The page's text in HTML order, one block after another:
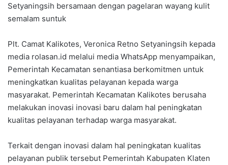
Setyaningsih bersamaan dengan pagelaran wayang kulit
semalam suntuk
Plt. Camat Kalikotes, Veronica Retno Setyaningsih kepada
media rolasan.id melalui media WhatsApp menyampaikan,
Pemerintah Kecamatan senantiasa berkomitmen untuk
meningkatkan kualitas pelayanan kepada warga
masyarakat. Pemerintah Kecamatan Kalikotes berusaha
melakukan inovasi inovasi baru dalam hal peningkatan
kualitas pelayanan terhadap warga masyarakat.
Terkait dengan inovasi dalam hal peningkatan kualitas
pelayanan publik tersebut Pemerintah Kabupaten Klaten